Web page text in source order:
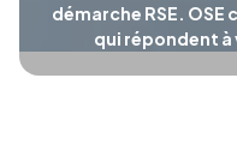
démarche RSE.
qui répondent